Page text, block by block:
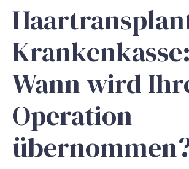
Krankenkasse:
Wann wird
Operation